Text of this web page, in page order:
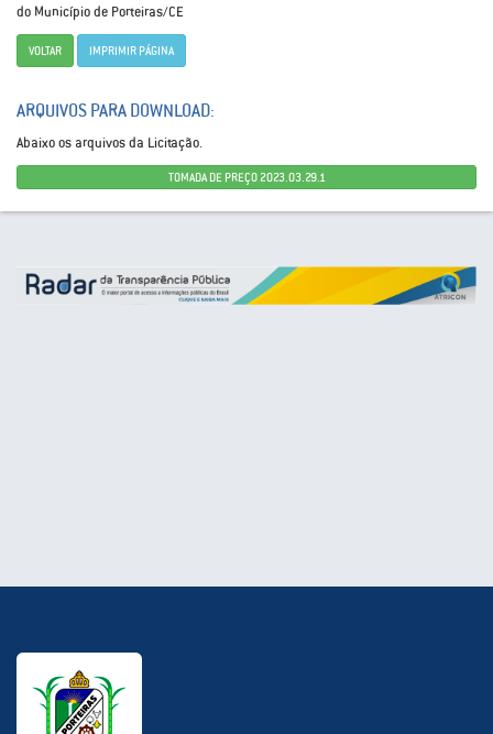
do Município de Porteiras/CE
VOLTAR IMPRIMIR PÁGINA
ARQUIVOS PARA DOWNLOAD:
Abaixo os arquivos da Licitação.
TOMADA DE PREÇO 2023.03.29.1